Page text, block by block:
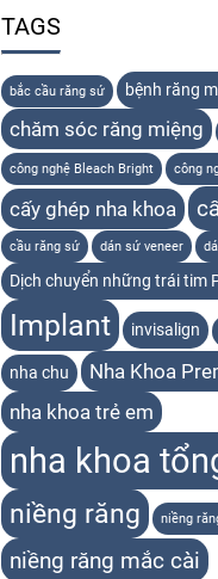
TAGS
bắc cầu răng sứ bệnh răng
chăm sóc răng miệng
công nghệ Bleach Bright công
cấy ghép nha khoa
cầu răng sứ dán sứ veneer
Dịch chuyển những trái tim
Implant invisalign
nha chu
Nha Khoa
nha khoa trẻ em
nha khoa
niềng răng niềng
niềng răng mắc cài